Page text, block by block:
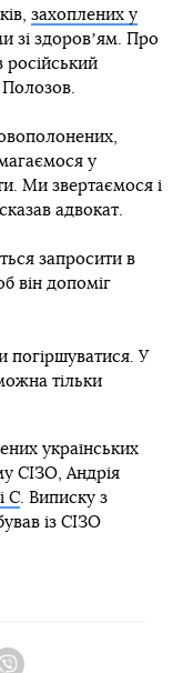
захоплених у
зі здоровʼям. Про
російський
у
Ми звертаємося і
адвокат.
запросити в
він допоміг
погіршуватися. У
тільки
українських
СІЗО, Андрія
С. Виписку з
із СІЗО